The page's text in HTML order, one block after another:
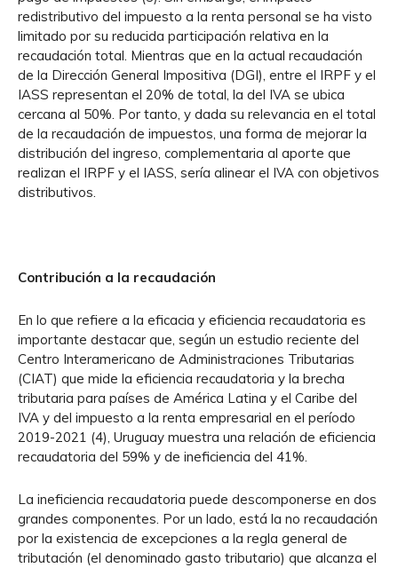
redistributivo del impuesto a la renta personal se ha visto
limitado por su reducida participación relativa en la
recaudación total. Mientras que en la actual recaudación
de la Dirección General Impositiva (DGI), entre el IRPF y el
IASS representan el 20% de total, la del IVA se ubica
cercana al 50%. Por tanto, y dada su relevancia en el total
de la recaudación de impuestos, una forma de mejorar la
distribución del ingreso, complementaria al aporte que
realizan el IRPF y el IASS, sería alinear el IVA con objetivos
distributivos.
Contribución a la recaudación
En lo que refiere a la eficacia y eficiencia recaudatoria es
importante destacar que, según un estudio reciente del
Centro Interamericano de Administraciones Tributarias
(CIAT) que mide la eficiencia recaudatoria y la brecha
tributaria para países de América Latina y el Caribe del
IVA y del impuesto a la renta empresarial en el período
2019-2021 (4), Uruguay muestra una relación de eficiencia
recaudatoria del 59% y de ineficiencia del 41%.
La ineficiencia recaudatoria puede descomponerse en dos
grandes componentes. Por un lado, está la no recaudación
por la existencia de excepciones a la regla general de
tributación (el denominado gasto tributario) que alcanza el